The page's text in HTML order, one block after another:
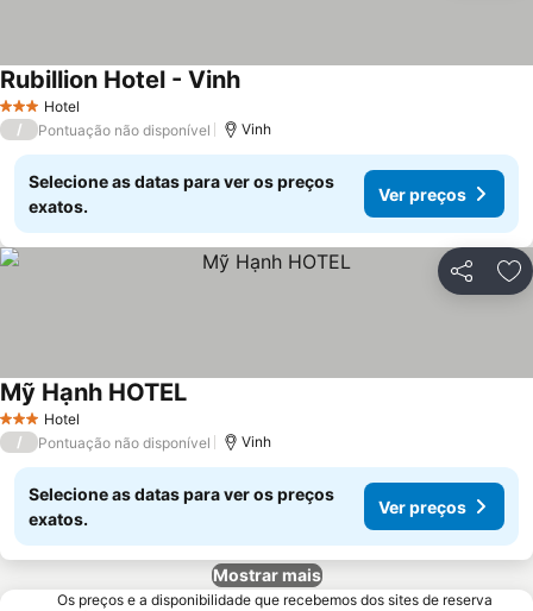
3 EstrelasHotel
Rubillion Hotel - VinhVer preços
/ Pontuação não disponível Vinh
Selecione as datas para ver os preços
exatos.
Ver preços
Partilhar
3 EstrelasHotel
Mỹ Hạnh HOTELVer preços
/ Pontuação não disponível Vinh
Selecione as datas para ver os preços
exatos.
Ver preços
Mostrar mais
Os preços e a disponibilidade que recebemos dos sites de reserva